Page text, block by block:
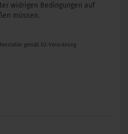
widrigen Bedingungen auf
müssen.
gemäß EU-Verordnung